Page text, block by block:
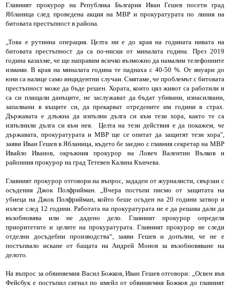
Главният прокурор на Република България Иван Гешев посети град
Ябланица след проведена акция на МВР и прокуратурата по линия на
битовата престъпност в района.
„Това е рутинна операция. Целта ни е до края на годината нивата на
битовата престъпност да са по-ниски от миналата година. През 2019
година казахме, че ще направим всичко възможно да намалим телефонните
измами. В края на миналата година те паднаха с 40-50 %. От януари до
юни са налице само инцидентни случаи. Смятаме, че проблемът с битовата
престъпност може да бъде решен. Хората, които цял живот са работили и
са си плащали данъците, не заслужават да бъдат убивани, изнасилвани,
запалвани в къщите си, да прекарват отредените им години в страх.
Държавата е длъжна да изпълни дълга си към тези хора, както те са
изпълнили дълга си към нея. Целта на тези действия е да покажем, че
държавата, прокуратурата и МВР ще се опитат да защитят тези хора",
заяви Иван Гешев в Ябланица, където бе заедно с главния секретар на МВР
Ивайло Иванов, окръжния прокурор на Ловеч Валентин Вълков и
районния прокурор на град Тетевен Калина Кънчева.
Главният прокурор отговори на въпрос, зададен от журналисти, свързан с
осъдения Джок Полфрийман. „Вчера постъпи писмо от защитата на
убиеца на Джок Полфрийман, който беше осъден на 20 години затвор и
излезе след 12 години. Работата на прокуратурата не е да решава дали да
възобновява или не дадено дело. Главният прокурор определя
приоритетите и целите на прокуратурата. Главният прокурор не следи
отделни досъдебни производства“, заяви Гешев и допълни, че не е
постъпвало искане от бащата на Андрей Монов за възобновяване на
делото.
На въпрос за обвиняемия Васил Божков, Иван Гешев отговори: „Освен във
Фейсбук е постъпил сигнал по имейл от обвиняемия Божков до главният